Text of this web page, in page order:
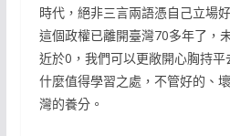
時代，絕非三言兩語憑自己立場
這個政權已離開臺灣70多年了，
近於0，我們可以更敞開心胸持
什麼值得學習之處，不管好的、
灣的養分。